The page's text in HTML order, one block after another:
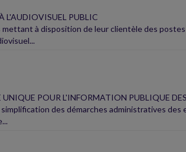
L'AUDIOVISUEL PUBLIC
à disposition de leur clientèle des
POUR L'INFORMATION PUBLIQUE
simplification des démarches administratives